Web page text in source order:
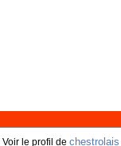
Voir le profil de chestrolais